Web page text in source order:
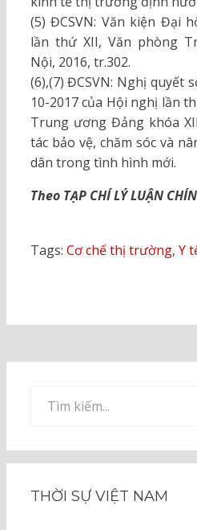
(5) ĐCSVN: Văn kiện Đại
lần thứ XII, Văn phòng
Nội, 2016, tr.302.
(6),(7) ĐCSVN: Nghị quyết
10-2017 của Hội nghị lần
Trung ương Đảng khóa
tác bảo vệ, chăm sóc và
dân trong tình hình mới.
Theo TẠP CHÍ LÝ LUẬN
Tags: Cơ chế thị trường, Y
kiếm
THỜI SỰ VIỆT NAM